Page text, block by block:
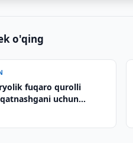
o'qing
fuqaro qurolli
uchun